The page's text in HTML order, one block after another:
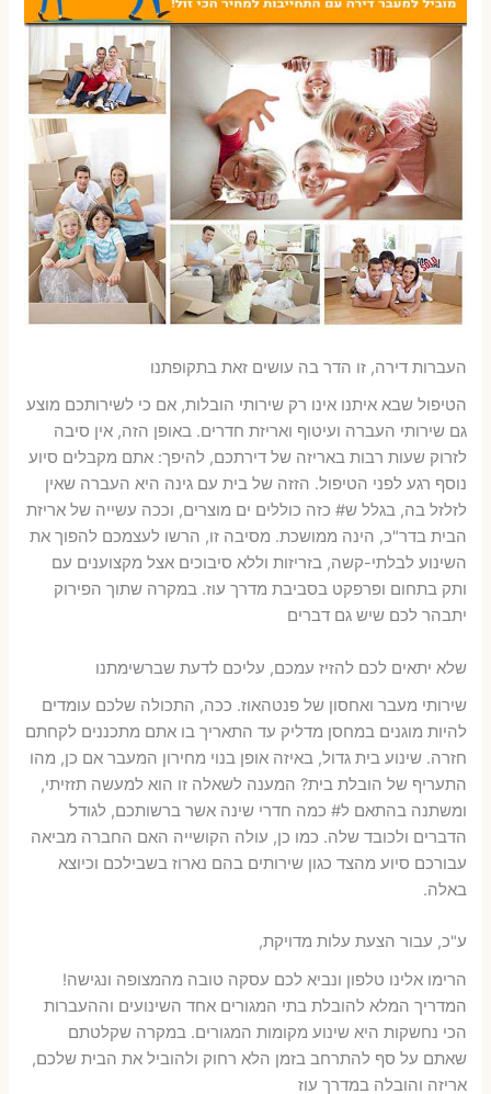
העברות דירה, זו הדר בה עושים זאת בתקופתנו
הטיפול שבא איתנו אינו רק שירותי הובלות, אם כי לשירותכם מוצע
גם שירותי העברה ועיטוף ואריזת חדרים. באופן הזה, אין סיבה
לזרוק שעות רבות באריזה של דירתכם, להיפך: אתם מקבלים סיוע
נוסף רגע לפני הטיפול. הזזה של בית עם גינה היא העברה שאין
לזלזל בה, בגלל ש# כזה כוללים ים מוצרים, וככה עשייה של אריזת
הבית בדר"כ, הינה ממושכת. מסיבה זו, הרשו לעצמכם להפוך את
השינוע לבלתי-קשה, בזריזות וללא סיבוכים אצל מקצוענים עם
ותק בתחום ופרפקט בסביבת מדרך עוז. במקרה שתוך הפירוק
יתבהר לכם שיש גם דברים
שלא יתאים לכם להזיז עמכם, עליכם לדעת שברשימתנו
שירותי מעבר ואחסון של פנטהאוז. ככה, התכולה שלכם עומדים
להיות מוגנים במחסן מדליק עד התאריך בו אתם מתכננים לקחתם
חזרה. שינוע בית גדול, באיזה אופן בנוי מחירון המעבר אם כן, מהו
התעריף של הובלת בית? המענה לשאלה זו הוא למעשה תזזיתי,
ומשתנה בהתאם ל# כמה חדרי שינה אשר ברשותכם, לגודל
הדברים ולכובד שלה. כמו כן, עולה הקושייה האם החברה מביאה
עבורכם סיוע מהצד כגון שירותים בהם נארוז בשבילכם וכיוצא
באלה.
ע"כ, עבור הצעת עלות מדויקת,
הרימו אלינו טלפון ונביא לכם עסקה טובה מהמצופה ונגישה!
המדריך המלא להובלת בתי המגורים אחד השינועים וההעברות
הכי נחשקות היא שינוע מקומות המגורים. במקרה שקלטתם
שאתם על סף להתרחב בזמן הלא רחוק ולהוביל את הבית שלכם,
אריזה והובלה במדרך עוז